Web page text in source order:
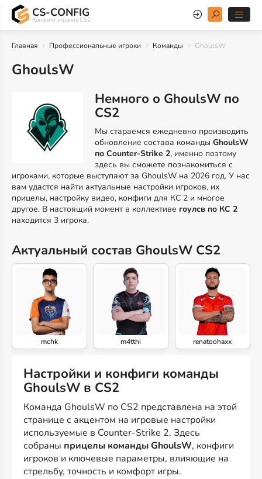
CS-CONFIG
Конфиги игроков CS2
Главная Профессиональные игроки Команды GhoulsW
GhoulsW
Немного о GhoulsW по
CS2
Мы стараемся ежедневно производить
обновление состава командыGhoulsW
по Counter-Strike 2, именно поэтому
здесь вы сможете познакомиться с
игроками, которые выступают за GhoulsW на 2026 год. У нас
вам удастся найти актуальные настройки игроков, их
прицелы, настройку видео, конфиги для КС 2 и многое
другое. В настоящий момент в коллективе гоулсв по КС 2
находится 3 игрока.
Актуальный состав GhoulsW CS2
mchk m4tthi renatoohaxx
Настройки и конфиги команды
GhoulsW в CS2
Команда GhoulsW по CS2 представлена на этой
странице с акцентом на игровые настройки
используемые в Counter-Strike 2. Здесь
собраны прицелы команды GhoulsW, конфиги
игроков и ключевые параметры, влияющие на
стрельбу, точность и комфорт игры.